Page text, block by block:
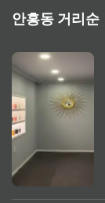
안흥동 거리순